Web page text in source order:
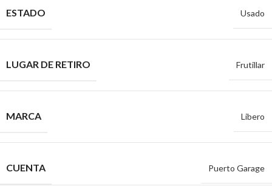
ESTADO Usado
LUGAR DE RETIRO Frutillar
MARCA Libero
CUENTA Puerto Garage